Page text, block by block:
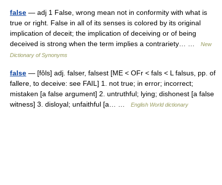
false — adj 1 False, wrong mean not in conformity with what is
true or right. False in all of its senses is colored by its original
implication of deceit; the implication of deceiving or of being
deceived is strong when the term implies a contrariety… …
New
Dictionary of Synonyms
false — [fôls] adj. falser, falsest [ME < OFr < fals < L falsus, pp. of
fallere, to deceive: see FAIL] 1. not true; in error; incorrect;
mistaken [a false argument] 2. untruthful; lying; dishonest [a false
witness] 3. disloyal; unfaithful [a… …
English World dictionary